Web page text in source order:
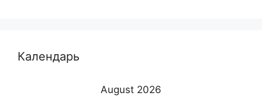
Календарь
August 2026